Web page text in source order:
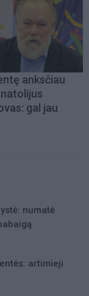
anksčiau
gal jau
numatė
artimieji